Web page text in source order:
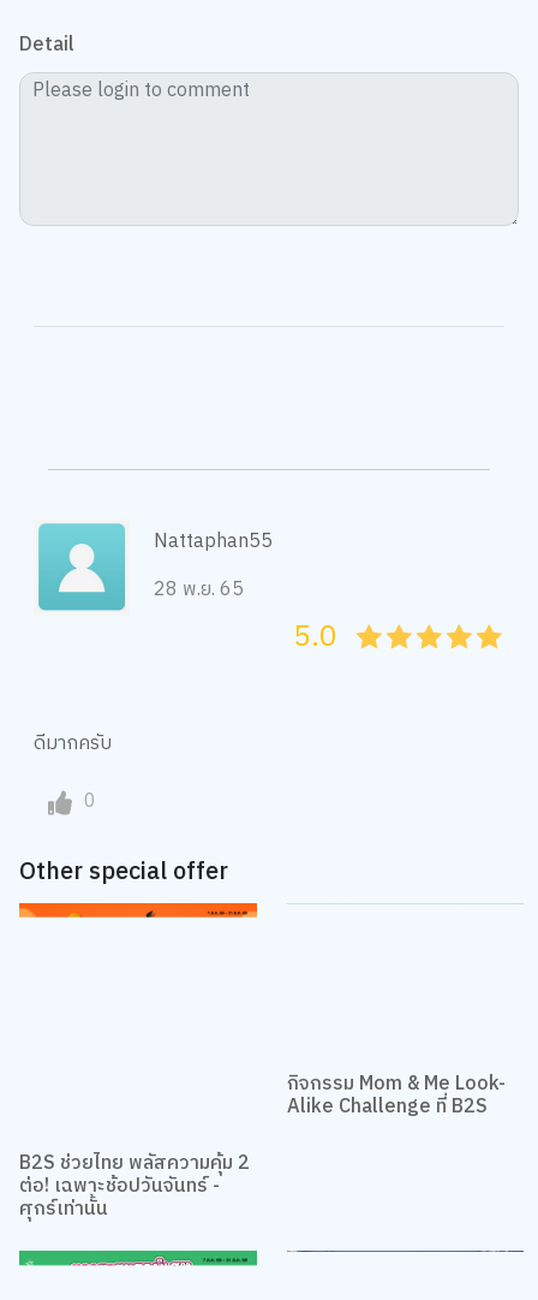
Detail
Nattaphan55
28 พ.ย. 65
45
4
35
3
25
2
15
1
05
5.0
ดีมากครับ
0
Other special offer
B2S ช่วยไทย พลัสความคุ้ม 2
ต่อ! เฉพาะช้อปวันจันทร์ -
ศุกร์เท่านั้น
กิจกรรม Mom & Me Look-